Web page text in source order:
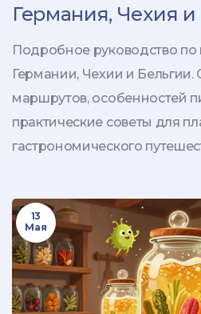
Германия, Чехия и
сравнение
опыта
Подробное руководство
Германии, Чехии и Бельгии.
маршрутов, особенностей
практические советы для
гастрономического
13
Мая